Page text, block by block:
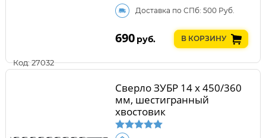
Код: 27032
Доставка по СПб: 500 Руб.
690 руб. В КОРЗИНУ
Сверло ЗУБР 14 x 450/360
мм, шестигранный
хвостовик